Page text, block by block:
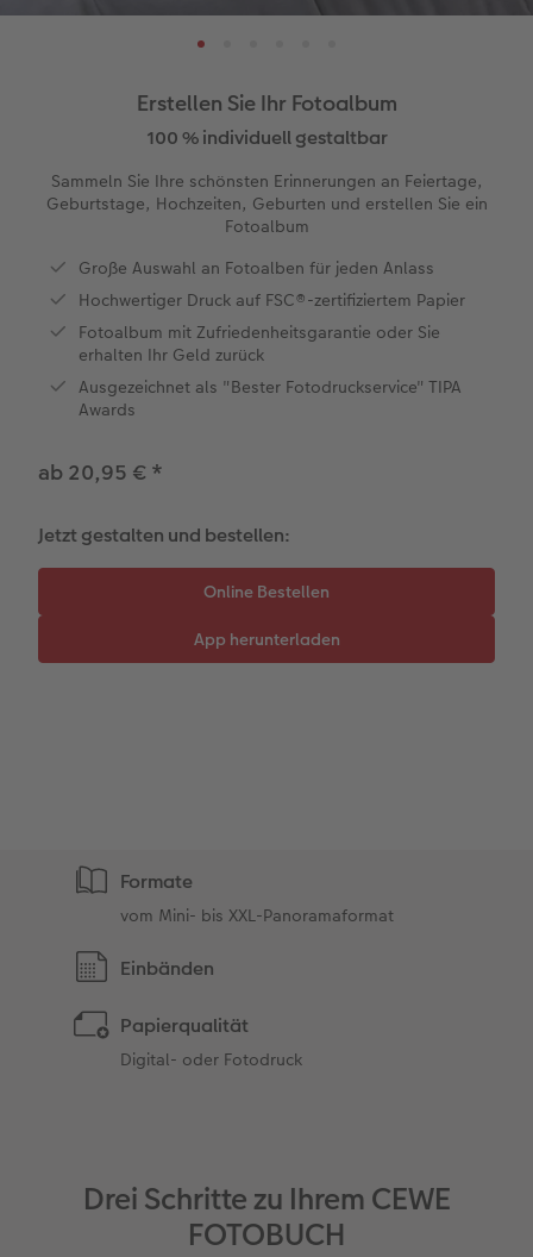
XL
XXL Panorama
Compact Panorama
Kids
Papiersorte
Optionen
Veredelung
Passendes Zubehör
Art Collection
Retro Prints
Square Prints
Fine Art Prints
Foto im Rahmen
Premium Poster
Fotosticker
Bilderbox
Alle Zubehör
Foto auf Acrylglas
Gallery Print
Foto auf Hartschaumplatte
hexxas
Mehrteiler
Alle Zubehör
Geburtstagskalender
Wandkalender Fineline
Für Notizen
Alle Zübehor
Spiele
Textilien
Fotomagnete
Geschenkbox
CEWE Geschenkgutschein
Geschenkideen
Tisch- & Menükarten
Hochzeitskarten
Babykarten
Kommunionskarten
Weitere Anlässe
Baby und Kind
Hochzeit
Haustiere
Tipps für Fotobücher
Fotografietipps
Video tutorials
Fotowettbewerbe
CEWE Magazin
TIPA Awards
Für Sie
Für Kinder
Für Haustiere
App
Erstellen Sie Ihr Fotoalbum
100 % individuell gestaltbar
Sammeln Sie Ihre schönsten Erinnerungen an Feiertage,
Geburtstage, Hochzeiten, Geburten und erstellen Sie ein
Fotoalbum
Große Auswahl an Fotoalben für jeden Anlass
Hochwertiger Druck auf FSC®-zertifiziertem Papier
Fotoalbum mit Zufriedenheitsgarantie oder Sie
erhalten Ihr Geld zurück
Ausgezeichnet als "Bester Fotodruckservice" TIPA
Awards
ab 20,95 € *
Jetzt gestalten und bestellen:
Formate
vom Mini- bis XXL-Panoramaformat
Einbänden
Papierqualität
Digital- oder Fotodruck
Drei Schritte zu Ihrem CEWE
FOTOBUCH